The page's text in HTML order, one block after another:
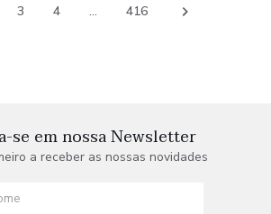
3 4 ... 416
se em nossa Newsletter
a receber as nossas novidades